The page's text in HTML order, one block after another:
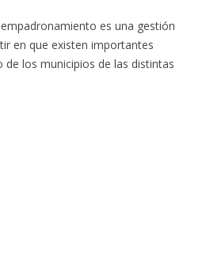
es una gestión
en que existen importantes
de los municipios de las distintas